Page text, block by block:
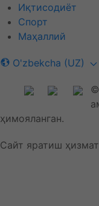
Иқтисодиёт
Спорт
Маҳаллий
O'zbekcha (UZ)
©
ҳимояланган.
Сайт яратиш